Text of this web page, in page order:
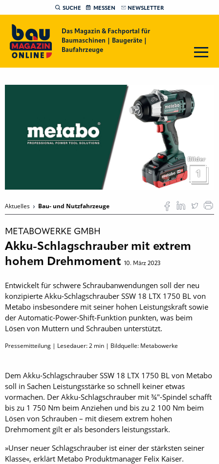
SUCHE MESSEN NEWSLETTER
Das Magazin & Fachportal für
Baumaschinen | Baugeräte |
Baufahrzeuge
Bilder
1
Aktuelles Bau- und Nutzfahrzeuge
METABOWERKE GMBH
Akku-Schlagschrauber mit extrem
hohem Drehmoment 10. März 2023
Entwickelt für schwere Schraubanwendungen soll der neu
konzipierte Akku-Schlagschrauber SSW 18 LTX 1750 BL von
Metabo insbesondere mit seiner hohen Leistungskraft sowie
der Automatic-­Power-Shift-Funktion punkten, was beim
Lösen von Muttern und Schrauben unterstützt.
Pressemitteilung | Lesedauer:2 min | Bildquelle: Metabowerke
Dem Akku-Schlagschrauber SSW 18 LTX 1750 BL von Metabo
soll in Sachen Leistungsstärke so schnell keiner etwas
vormachen. Der Akku-Schlagschrauber mit ¾"-Spindel schafft
bis zu 1 750 Nm beim Anziehen und bis zu 2 100 Nm beim
Lösen von Schrauben – mit diesem extrem hohen
Drehmoment gilt er als besonders leistungsstark.
»Unser neuer Schlagschrauber ist einer der stärksten seiner
Klasse«, erklärt Metabo Produktmanager Felix Kaiser.